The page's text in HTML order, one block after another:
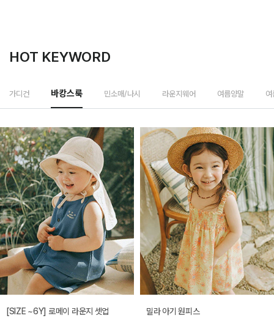
HOT KEYWORD
가디건 바캉스룩 민소매/나시 라운지웨어 여름양말
엘리오 아기 블라우스 엘로디 니트 아기 뷔스티에